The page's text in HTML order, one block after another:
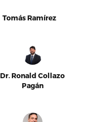
Tomás Ramírez
Dr. Ronald Collazo
Pagán